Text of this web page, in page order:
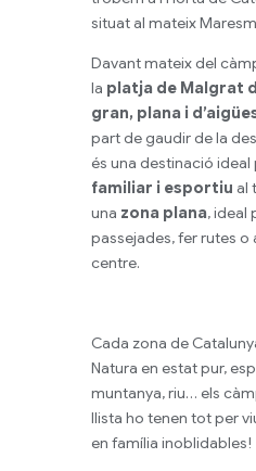
situat al mateix
Davant mateix del
la platja de Malgrat
gran, plana i
part de gaudir de la
és una destinació ideal
familiar i esportiu al
una zona plana, ideal
passejades, fer rutes o
centre.
Cada zona de
Natura en estat pur,
muntanya, riu… els
llista ho tenen tot per
en família inoblidables!